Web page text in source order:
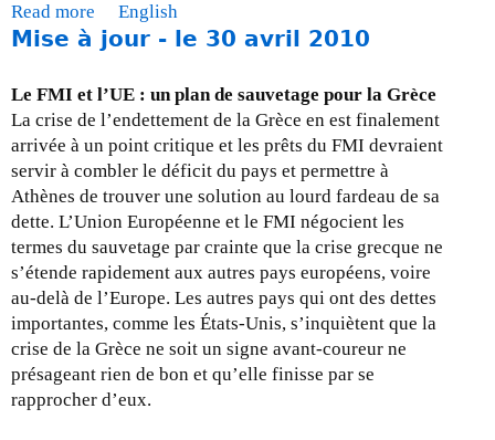
a
o
t
2
0
1
0
Read more
b
u
M
i
s
e
a
j
o
u
r
-
3
English
Mise à jour - le 30 avril 2010
Le FMI et l’UE : un plan de sauvetage pour la Grèce
La crise de l’endettement de la Grèce en est finalement
arrivée à un point critique et les prêts du FMI devraient
servir à combler le déficit du pays et permettre à
Athènes de trouver une solution au lourd fardeau de sa
dette. L’Union Européenne et le FMI négocient les
termes du sauvetage par crainte que la crise grecque ne
s’étende rapidement aux autres pays européens, voire
au-delà de l’Europe. Les autres pays qui ont des dettes
importantes, comme les États-Unis, s’inquiètent que la
crise de la Grèce ne soit un signe avant-coureur ne
présageant rien de bon et qu’elle finisse par se
rapprocher d’eux.